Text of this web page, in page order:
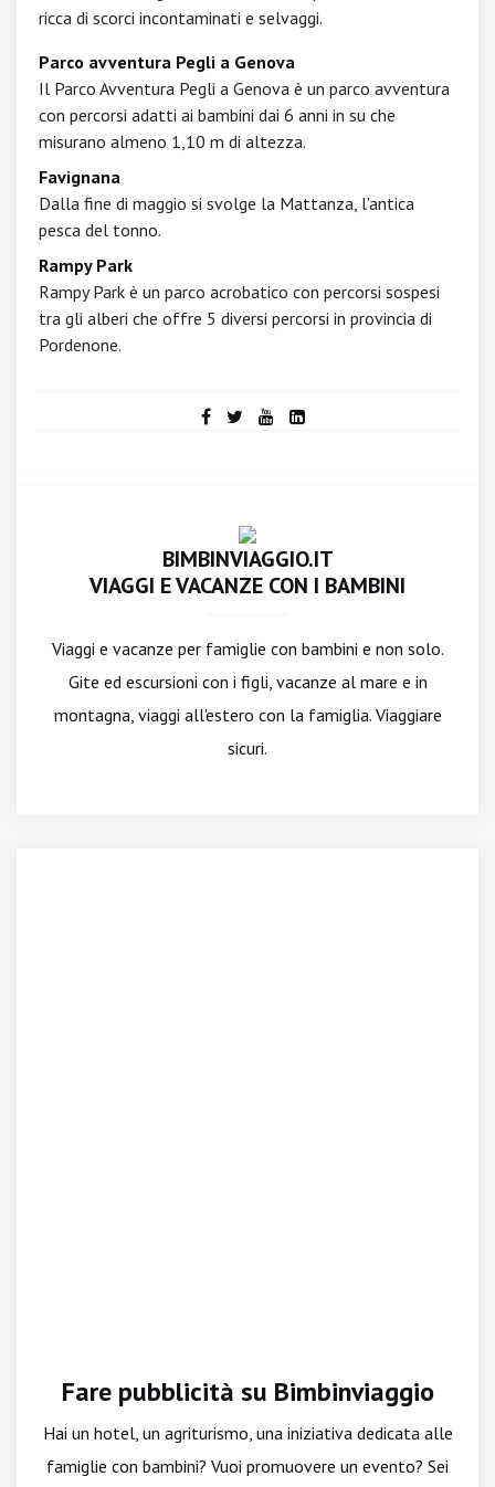
ricca di scorci incontaminati e selvaggi.
Parco avventura Pegli a Genova
Il Parco Avventura Pegli a Genova è un parco avventura
con percorsi adatti ai bambini dai 6 anni in su che
misurano almeno 1,10 m di altezza.
Favignana
Dalla fine di maggio si svolge la Mattanza, l'antica
pesca del tonno.
Rampy Park
Rampy Park è un parco acrobatico con percorsi sospesi
tra gli alberi che offre 5 diversi percorsi in provincia di
Pordenone.
BIMBINVIAGGIO.IT
VIAGGI E VACANZE CON I BAMBINI
Viaggi e vacanze per famiglie con bambini e non solo.
Gite ed escursioni con i figli, vacanze al mare e in
montagna, viaggi all'estero con la famiglia. Viaggiare
sicuri.
Fare pubblicità su Bimbinviaggio
Hai un hotel, un agriturismo, una iniziativa dedicata alle
famiglie con bambini? Vuoi promuovere un evento? Sei